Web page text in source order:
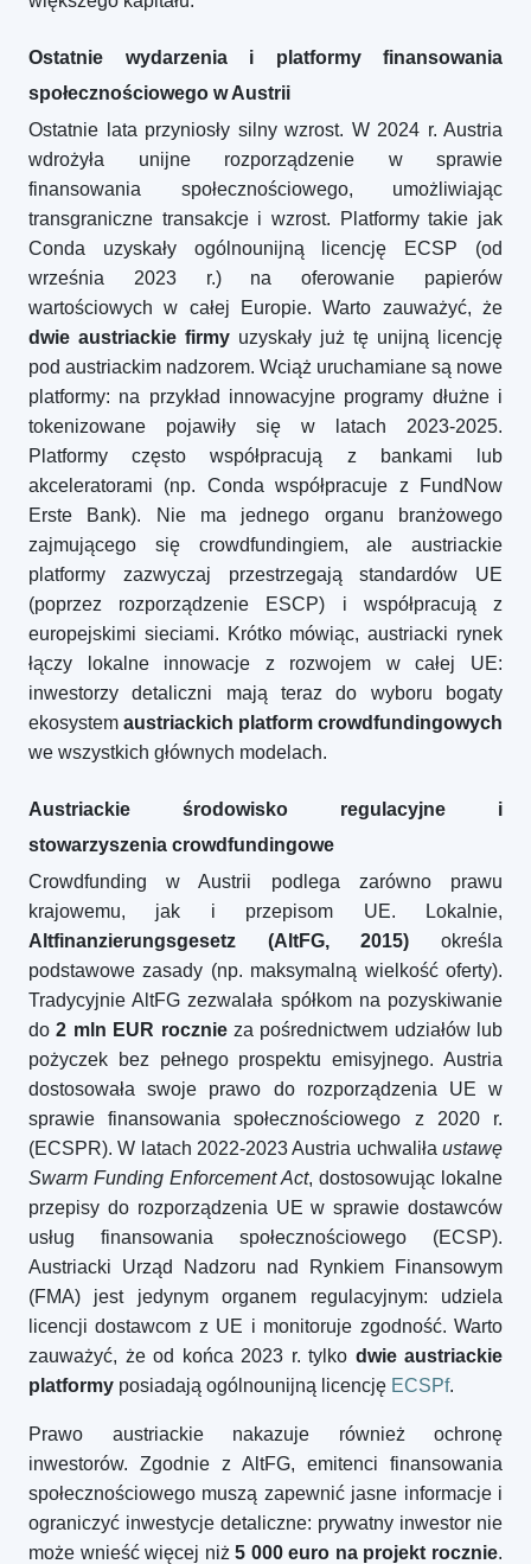
Ostatnie wydarzenia i platformy finansowania
społecznościowego w Austrii
Ostatnie lata przyniosły silny wzrost. W 2024 r. Austria
wdrożyła unijne rozporządzenie w sprawie
finansowania społecznościowego, umożliwiając
transgraniczne transakcje i wzrost. Platformy takie jak
Conda uzyskały ogólnounijną licencję ECSP (od
września 2023 r.) na oferowanie papierów
wartościowych w całej Europie. Warto zauważyć, że
dwie austriackie firmy uzyskały już tę unijną licencję
pod austriackim nadzorem. Wciąż uruchamiane są nowe
platformy: na przykład innowacyjne programy dłużne i
tokenizowane pojawiły się w latach 2023-2025.
Platformy często współpracują z bankami lub
akceleratorami (np. Conda współpracuje z FundNow
Erste Bank). Nie ma jednego organu branżowego
zajmującego się crowdfundingiem, ale austriackie
platformy zazwyczaj przestrzegają standardów UE
(poprzez rozporządzenie ESCP) i współpracują z
europejskimi sieciami. Krótko mówiąc, austriacki rynek
łączy lokalne innowacje z rozwojem w całej UE:
inwestorzy detaliczni mają teraz do wyboru bogaty
ekosystem austriackich platform crowdfundingowych
we wszystkich głównych modelach.
Austriackie środowisko regulacyjne i
stowarzyszenia crowdfundingowe
Crowdfunding w Austrii podlega zarówno prawu
krajowemu, jak i przepisom UE. Lokalnie,
Altfinanzierungsgesetz (AltFG, 2015) określa
podstawowe zasady (np. maksymalną wielkość oferty).
Tradycyjnie AltFG zezwalała spółkom na pozyskiwanie
do2 mln EUR rocznieza pośrednictwem udziałów lub
pożyczek bez pełnego prospektu emisyjnego. Austria
dostosowała swoje prawo do rozporządzenia UE w
sprawie finansowania społecznościowego z 2020 r.
(ECSPR). W latach 2022-2023 Austria uchwaliła ustawę
Swarm Funding Enforcement Act, dostosowując lokalne
przepisy do rozporządzenia UE w sprawie dostawców
usług finansowania społecznościowego (ECSP).
Austriacki Urząd Nadzoru nad Rynkiem Finansowym
(FMA) jest jedynym organem regulacyjnym: udziela
licencji dostawcom z UE i monitoruje zgodność. Warto
zauważyć, że od końca 2023 r. tylko dwie austriackie
platformy posiadają ogólnounijną licencję ECSPf.
Prawo austriackie nakazuje również ochronę
inwestorów. Zgodnie z AltFG, emitenci finansowania
społecznościowego muszą zapewnić jasne informacje i
ograniczyć inwestycje detaliczne: prywatny inwestor nie
może wnieść więcej niż5 000 euro na projekt rocznie.